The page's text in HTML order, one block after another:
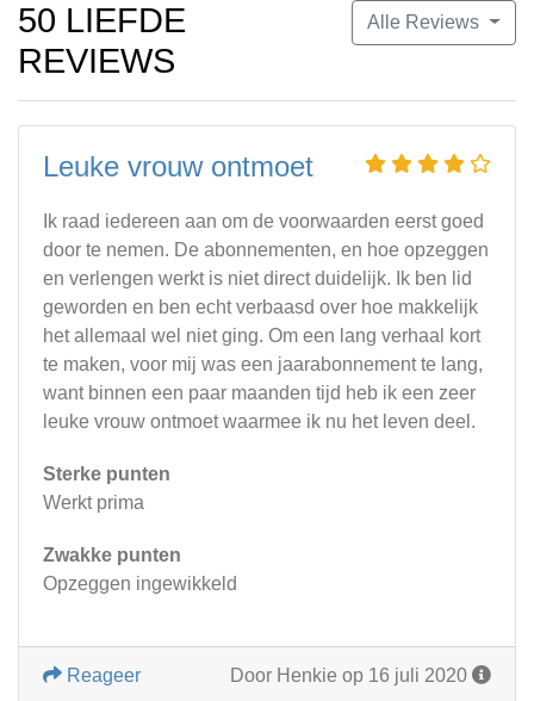
Alle Reviews
50 LIEFDE
REVIEWS
Leuke vrouw ontmoet
Ik raad iedereen aan om de voorwaarden eerst goed
door te nemen. De abonnementen, en hoe opzeggen
en verlengen werkt is niet direct duidelijk. Ik ben lid
geworden en ben echt verbaasd over hoe makkelijk
het allemaal wel niet ging. Om een lang verhaal kort
te maken, voor mij was een jaarabonnement te lang,
want binnen een paar maanden tijd heb ik een zeer
leuke vrouw ontmoet waarmee ik nu het leven deel.
Sterke punten
Werkt prima
Zwakke punten
Opzeggen ingewikkeld
Door Henkie op 16 juli 2020
Reageer